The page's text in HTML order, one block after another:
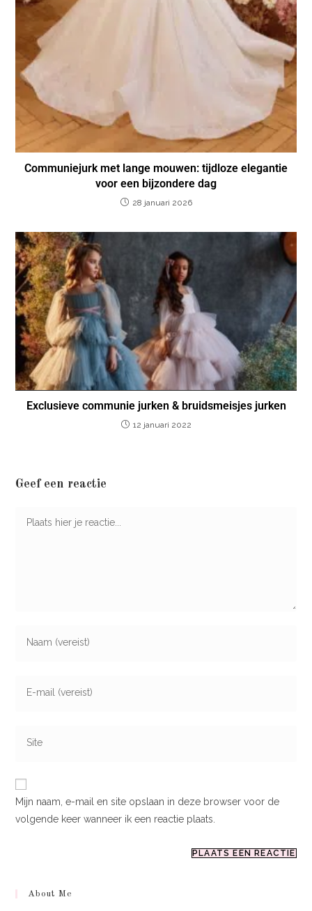
Communiejurk met lange mouwen: tijdloze elegantie
voor een bijzondere dag
28 januari 2026
Exclusieve communie jurken & bruidsmeisjes jurken
12 januari 2022
Geef een reactie
Mijn naam, e-mail en site opslaan in deze browser voor de
volgende keer wanneer ik een reactie plaats.
About Me